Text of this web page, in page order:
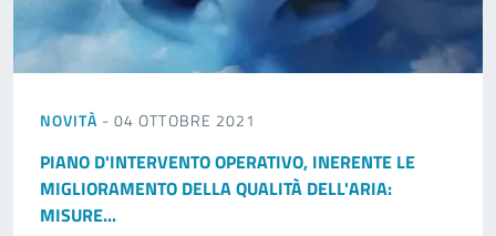
NOVITÀ - 04 OTTOBRE 2021
PIANO D'INTERVENTO OPERATIVO, INERENTE LE
MIGLIORAMENTO DELLA QUALITÀ DELL'ARIA:
MISURE...